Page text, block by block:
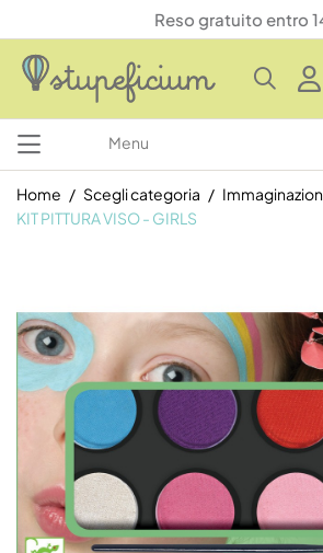
Reso gratuito entro 14
Menu
Home Scegli categoria
KIT PITTURA VISO - GIRLS